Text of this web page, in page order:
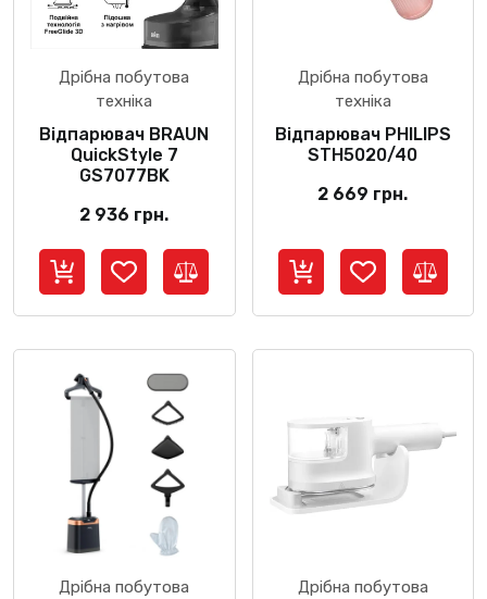
Дрібна побутова
техніка
Відпарювач BRAUN
QuickStyle 7
GS7077BK
2 936 грн.
Дрібна побутова
техніка
Відпарювач PHILIPS
STH5020/40
2 669 грн.
Дрібна побутова
Дрібна побутова